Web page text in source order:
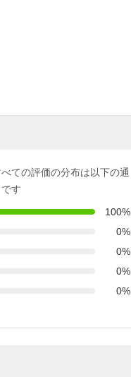
ての評価の分布は以下の通
です
100%
0%
0%
0%
0%